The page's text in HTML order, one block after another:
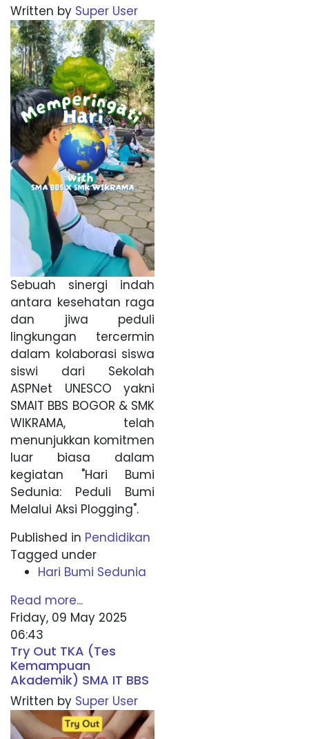
Written by Super User
Sebuah sinergi indah
antara kesehatan raga
dan jiwa peduli
lingkungan tercermin
dalam kolaborasi siswa
siswi dari Sekolah
ASPNet UNESCO yakni
SMAIT BBS BOGOR & SMK
WIKRAMA, telah
menunjukkan komitmen
luar biasa dalam
kegiatan "Hari Bumi
Sedunia: Peduli Bumi
Melalui Aksi Plogging".
Published in Pendidikan
Tagged under
Hari Bumi Sedunia
Read more...
Friday, 09 May 2025
06:43
Try Out TKA (Tes
Kemampuan
Akademik) SMA IT BBS
Written by Super User